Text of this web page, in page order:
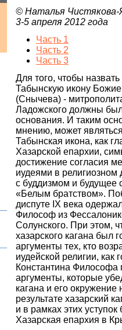
© Наталья Чистякова-
3-5 апреля 2012 года
Часть 1
Часть 2
Часть 3
Для того, чтобы
Табынскую икону
(Снычева) -
Ладожского должны
основания. И таким
мнению, может
Табынская икона, как
Хазарской епархии,
достижение согласия
иудеями в религиозном
с буддизмом и будущее
«Белым братством».
диспуте IX века
Философ из
Солунского. При этом,
хазарского кагана был
аргументы тех, кто
иудейской религии, как
Константина Философа
аргументы, которые
кагана и его окружение
результате хазарский
и в рамках этих
Хазарская епархия в